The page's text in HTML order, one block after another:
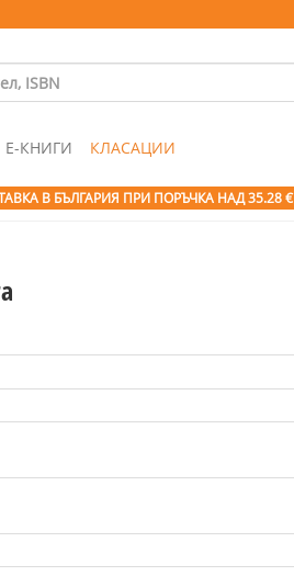
Е-КНИГИ КЛАСАЦИИ
В БЪЛГАРИЯ ПРИ ПОРЪЧКА НАД 35.28